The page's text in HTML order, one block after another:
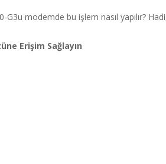
G3u modemde bu işlem nasıl yapılır?
Erişim Sağlayın